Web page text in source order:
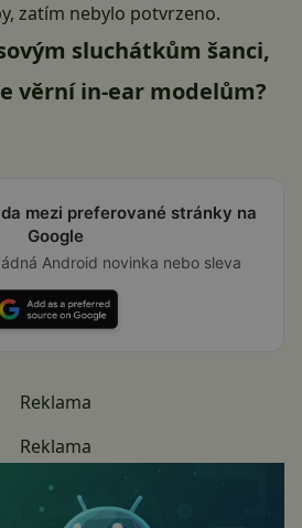
zatím nebylo potvrzeno.
sluchátkům šanci,
věrní in-ear modelům?
mezi preferované stránky na
Google
Android novinka nebo sleva
Reklama
Reklama